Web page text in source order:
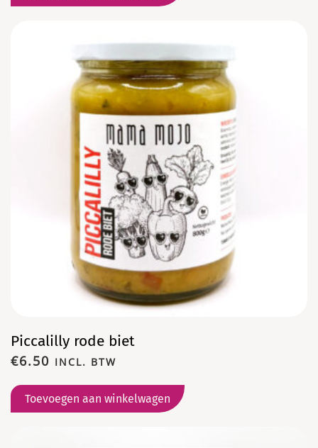
Piccalilly rode biet
€6.50 INCL. BTW
Toevoegen aan winkelwagen